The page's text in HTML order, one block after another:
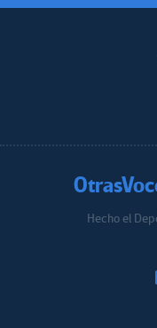
Hecho el